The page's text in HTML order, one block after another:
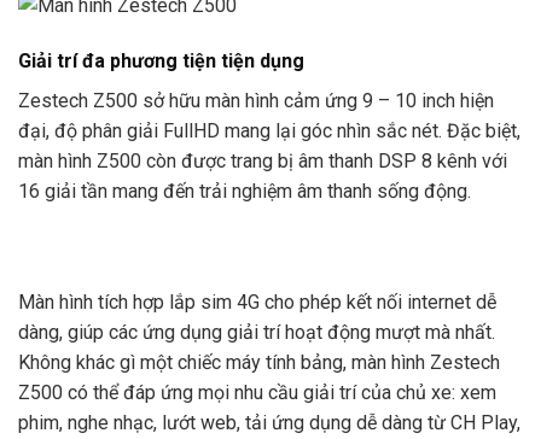
Giải trí đa phương tiện tiện dụng
Zestech Z500 sở hữu màn hình cảm ứng 9 – 10 inch hiện
đại, độ phân giải FullHD mang lại góc nhìn sắc nét. Đặc biệt,
màn hình Z500 còn được trang bị âm thanh DSP 8 kênh với
16 giải tần mang đến trải nghiệm âm thanh sống động.
Màn hình tích hợp lắp sim 4G cho phép kết nối internet dễ
dàng, giúp các ứng dụng giải trí hoạt động mượt mà nhất.
Không khác gì một chiếc máy tính bảng, màn hình Zestech
Z500 có thể đáp ứng mọi nhu cầu giải trí của chủ xe: xem
phim, nghe nhạc, lướt web, tải ứng dụng dễ dàng từ CH Play,